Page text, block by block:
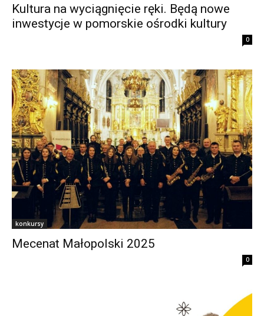
Kultura na wyciągnięcie ręki. Będą nowe
inwestycje w pomorskie ośrodki kultury
0
konkursy
Mecenat Małopolski 2025
0